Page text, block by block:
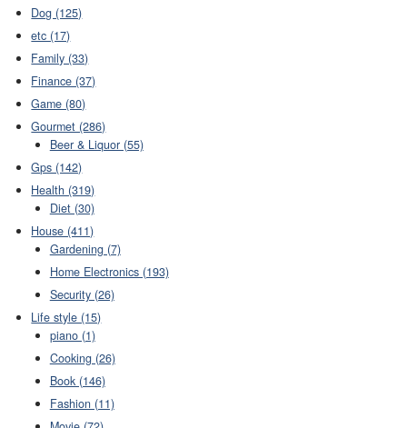
Dog (125)
etc (17)
Family (33)
Finance (37)
Game (80)
Gourmet (286)
Beer & Liquor (55)
Gps (142)
Health (319)
Diet (30)
House (411)
Gardening (7)
Home Electronics (193)
Security (26)
Life style (15)
piano (1)
Cooking (26)
Book (146)
Fashion (11)